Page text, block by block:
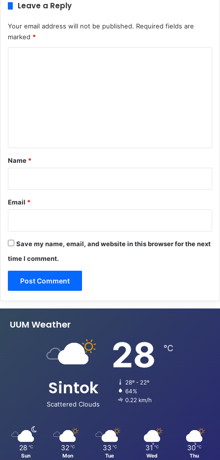
Leave a Reply
Your email address will not be published. Required fields are
marked *
*
Name *
Email *
Save my name, email, and website in this browser for the next
time I comment.
UUM Weather
Sintok
Scattered Clouds
28 ℃
28º - 22º
64%
0.22 km/h
28 ℃
Sun
32 ℃
Mon
33 ℃
Tue
31 ℃
Wed
30 ℃
Thu